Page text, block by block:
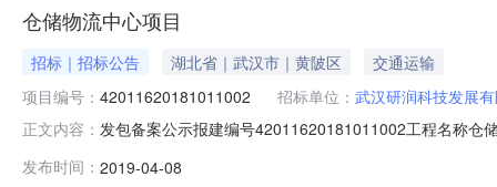
仓储物流中心项目
招标｜招标公告 湖北省｜武汉市｜黄陂区
交通运输
项目编号： 42011620181011002 招标单位： 武汉研润科技发展
正文内容： 发包备案公示报建编号42011620181011002工程名称仓
以西资金性质自有资金来源及落实情况贷款及自筹、已
发布时间： 2019-04-08